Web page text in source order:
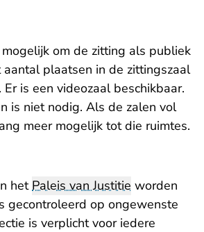
om de zitting als publiek
plaatsen in de zittingszaal
is een videozaal beschikbaar.
is niet nodig. Als de zalen vol
meer mogelijk tot die ruimtes.
hetPaleis van Justitie worden
gecontroleerd op ongewenste
is verplicht voor iedere